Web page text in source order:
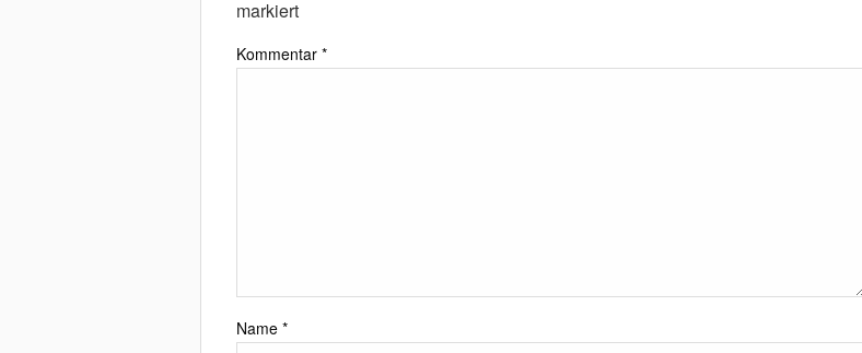
markiert
Kommentar *
Name *